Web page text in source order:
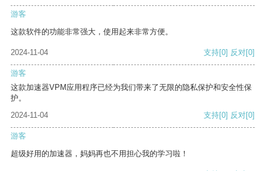
游客
这款软件的功能非常强大，使用起来非常方便。
2024-11-04 支持[0] 反对[0]
游客
这款加速器VPM应用程序已经为我们带来了无限的隐私保护和安全性保
护。
2024-11-04
支持[0] 反对[0]
游客
超级好用的加速器，妈妈再也不用担心我的学习啦！